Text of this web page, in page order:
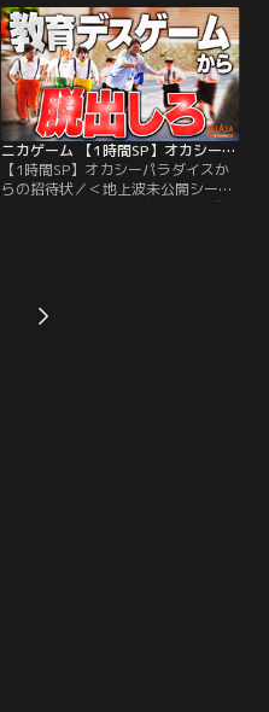
和ロマン松井ケムリのちょっと不気
味な教育番組 ▼解答者の新山大困
惑！ニカイノ英語で外国人に日本の
伝統的な遊びをレクチャーするも…
ニカゲーム 【1時間SP】オカシーパラダイスからの招待状
【1時間SP】オカシーパラダイスか
らの招待状／＜地上波未公開シーン
を限定配信！＞ 教育デスゲーム『ニ
センター「オカシーパラダイス」に
閉じ込められた3人！！